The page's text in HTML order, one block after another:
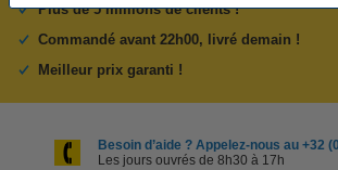
Plus de 5 millions de clients !
Commandé avant 22h00, livré demain !
Meilleur prix garanti !
Besoin d’aide ? Appelez-nous au +32
Les jours ouvrés de 8h30 à 17h